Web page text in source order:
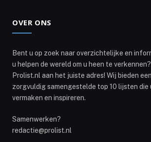
OVER ONS
Bent u op zoek naar overzichtelijke en
u helpen de wereld om u heen te
Prolist.nl aan het juiste adres! Wij bieden
zorgvuldig samengestelde top 10 lijsten die
vermaken en inspireren.
Samenwerken?
redactie@prolist.nl